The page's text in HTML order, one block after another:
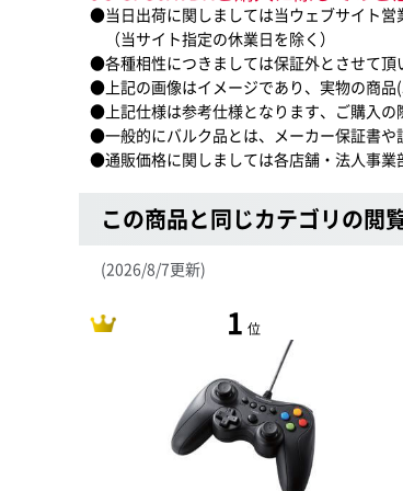
●当日出荷に関しましては当ウェブサイト営
（当サイト指定の休業日を除く）
●各種相性につきましては保証外とさせて頂
●上記の画像はイメージであり、実物の商品
●上記仕様は参考仕様となります、ご購入の
●一般的にバルク品とは、メーカー保証書や
●通販価格に関しましては各店舗・法人事業
この商品と同じカテゴリの閲
(2026/8/7更新)
1 位